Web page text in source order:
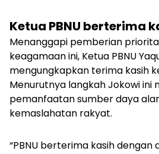
Ketua PBNU berterima
Menanggapi pemberian
keagamaan ini, Ketua PBNU
mengungkapkan terima kasih
Menurutnya langkah Jokowi ini
pemanfaatan sumber daya
kemaslahatan rakyat.
“PBNU berterima kasih dengan